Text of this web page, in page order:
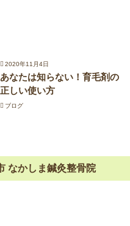
2020年11月4日
あなたは知らない！育毛剤の
正しい使い方
ブログ
なかしま鍼灸整骨院